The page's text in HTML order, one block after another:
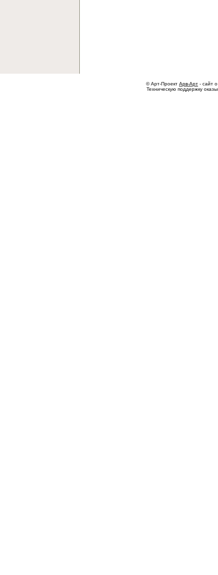
© Арт-Проект Арв-Арт - сайт
Техническую поддержку